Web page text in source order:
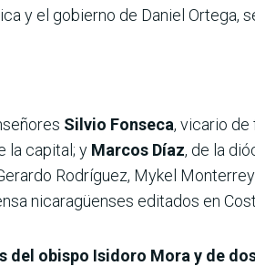
y el gobierno de Daniel Ortega,
Silvio Fonseca, vicario de
la capital; y Marcos Díaz, de la
Rodríguez, Mykel
nicaragüenses editados en
del obispo Isidoro Mora y de